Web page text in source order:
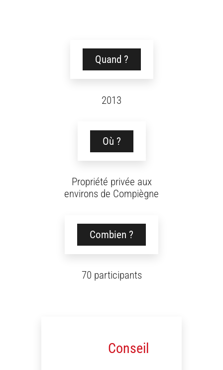
Quand ?
2013
Où ?
Propriété privée aux
environs de Compiègne
Combien ?
70 participants
Conseil